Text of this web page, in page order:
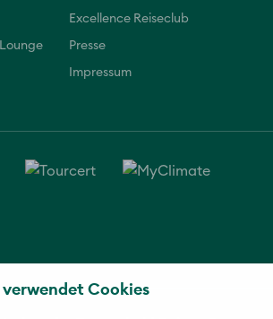
verwendet Cookies
Excellence Reiseclub
Presse
Impressum